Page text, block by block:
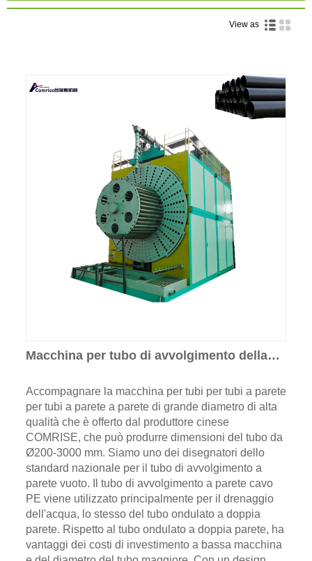
View as
Macchina per tubo di avvolgimento della
HDPE
Accompagnare la macchina per tubi per tubi a parete
per tubi a parete a parete di grande diametro di alta
qualità che è offerto dal produttore cinese
COMRISE, che può produrre dimensioni del tubo da
Ø200-3000 mm. Siamo uno dei disegnatori dello
standard nazionale per il tubo di avvolgimento a
parete vuoto. Il tubo di avvolgimento a parete cavo
PE viene utilizzato principalmente per il drenaggio
dell'acqua, lo stesso del tubo ondulato a doppia
parete. Rispetto al tubo ondulato a doppia parete, ha
vantaggi dei costi di investimento a bassa macchina